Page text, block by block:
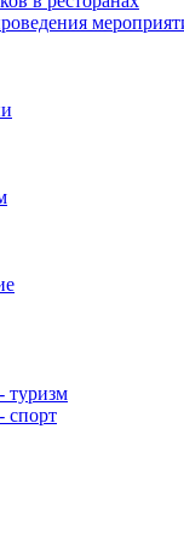
туризм
спорт